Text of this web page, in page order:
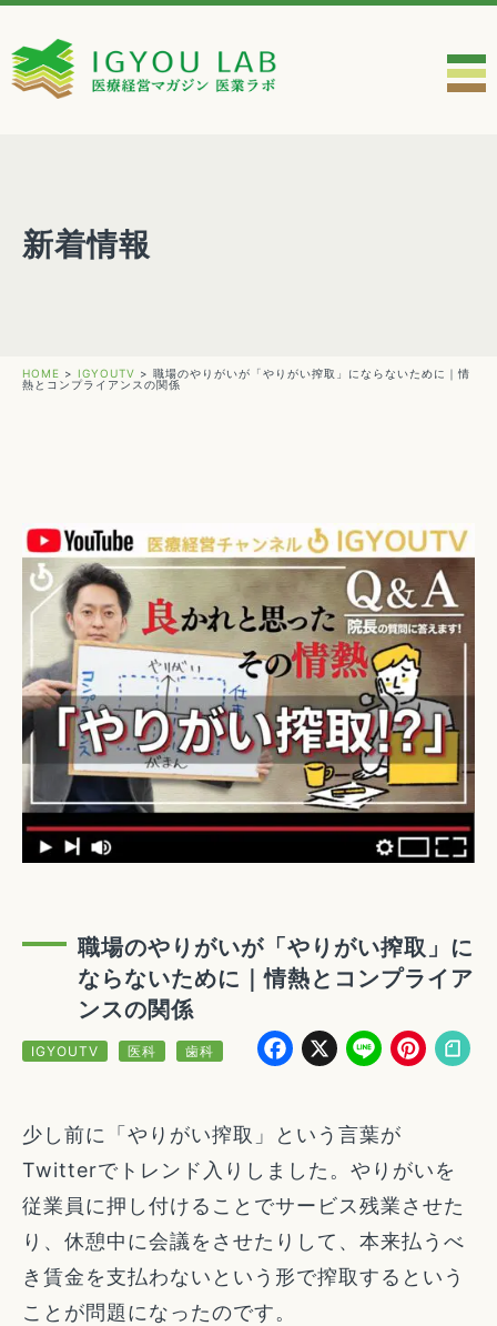
新着情報
HOME > IGYOUTV > 職場のやりがいが「やりがい搾取」にならないために｜情
熱とコンプライアンスの関係
職場のやりがいが「やりがい搾取」に
ならないために｜情熱とコンプライア
ンスの関係
IGYOUTV 医科 歯科 Facebook
X Line
少し前に「やりがい搾取」という言葉が
Twitterでトレンド入りしました。やりがいを
従業員に押し付けることでサービス残業させた
り、休憩中に会議をさせたりして、本来払うべ
き賃金を支払わないという形で搾取するという
ことが問題になったのです。